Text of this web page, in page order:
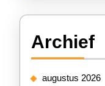
Archief
augustus 2026